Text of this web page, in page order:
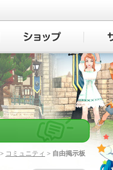
> コミュニティ > 自由掲示板